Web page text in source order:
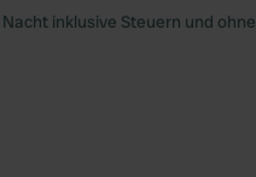
inklusive Steuern und ohne